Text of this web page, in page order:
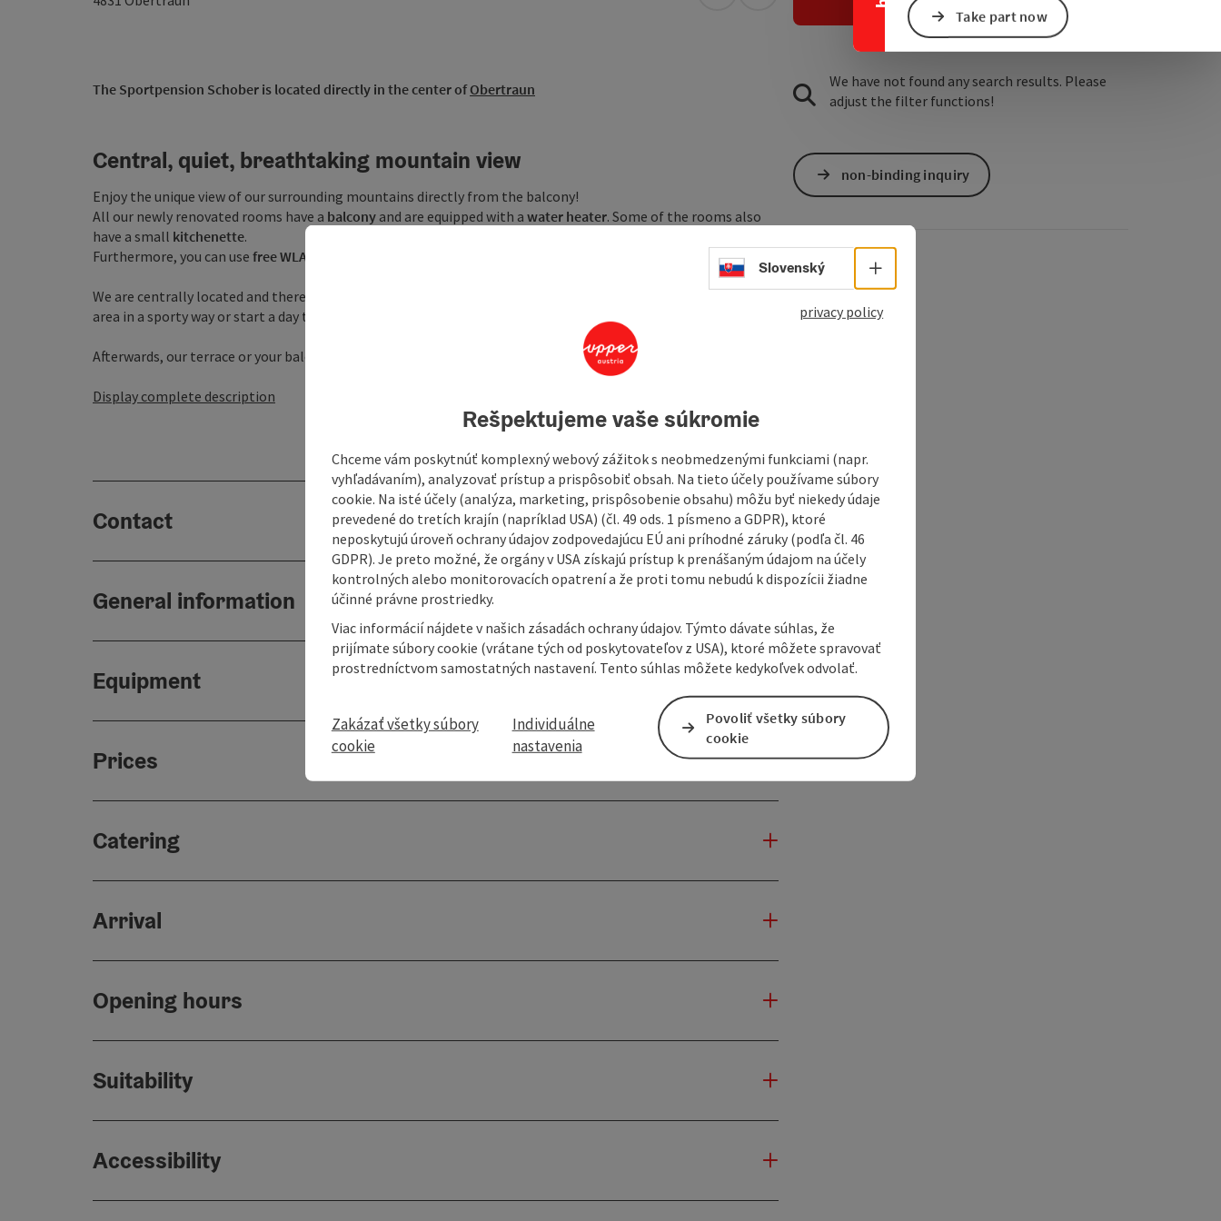
Take part now
The Sportpension Schober is located directly in the center ofObertraun
Central, quiet, breathtaking mountain view
Enjoy the unique view of our surrounding mountains directly from the balcony!
All our newly renovated rooms have a balcony and are equipped with a water heater. Some of the rooms also
have a small kitchenette.
Furthermore, you can use free WLAN
We are centrally located and therefore a
area in a sporty way or start a day trip - with us you are exactly right.
Afterwards, our terrace or your balcony invites you ...
Display complete description
Contact
General information
Equipment
Prices
Catering
Arrival
Opening hours
Suitability
Accessibility
We have not found any search results. Please
adjust the filter functions!
non-binding inquiry
Select language - Open menu
Slovenský
privacy policy
Rešpektujeme vaše súkromie
Chceme vám poskytnúť komplexný webový zážitok s neobmedzenými funkciami (napr.
vyhľadávaním), analyzovať prístup a prispôsobiť obsah. Na tieto účely používame súbory
cookie. Na isté účely (analýza, marketing, prispôsobenie obsahu) môžu byť niekedy údaje
prevedené do tretích krajín (napríklad USA) (čl. 49 ods. 1 písmeno a GDPR), ktoré
neposkytujú úroveň ochrany údajov zodpovedajúcu EÚ ani príhodné záruky (podľa čl. 46
GDPR). Je preto možné, že orgány v USA získajú prístup k prenášaným údajom na účely
kontrolných alebo monitorovacích opatrení a že proti tomu nebudú k dispozícii žiadne
účinné právne prostriedky.
Viac informácií nájdete v našich zásadách ochrany údajov. Týmto dávate súhlas, že
prijímate súbory cookie (vrátane tých od poskytovateľov z USA), ktoré môžete spravovať
prostredníctvom samostatných nastavení. Tento súhlas môžete kedykoľvek odvolať.
Zakázať všetky súbory
cookie
Individuálne
nastavenia
Povoliť všetky súbory
cookie